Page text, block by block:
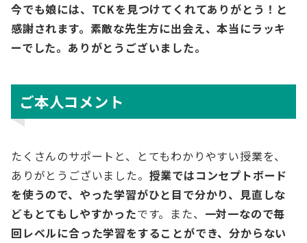
今でも娘には、TCKを見つけてくれてありがとう！と
感謝されます。素敵な先生方に出会え、本当にラッキ
ーでした。ありがとうございました。
ご本人コメント
たくさんのサポートと、とてもわかりやすい授業を、
ありがとうございました。 授業ではコンセプトボード
を使うので、やった学習がひと目で分かり、見直しな
どもとてもしやすかったです。また、 一対一なので毎
回レベルに合った学習をすることができ、分からない